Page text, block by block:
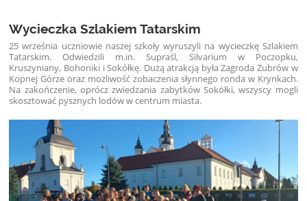
Wycieczka Szlakiem Tatarskim
25 września uczniowie naszej szkoły wyruszyli na wycieczkę Szlakiem
Tatarskim. Odwiedzili m.in. Supraśl, Silvarium w Poczopku,
Kruszyniany, Bohoniki i Sokółkę. Dużą atrakcją była Zagroda Żubrów w
Kopnej Górze oraz możliwość zobaczenia słynnego ronda w Krynkach.
Na zakończenie, oprócz zwiedzania zabytków Sokółki, wszyscy mogli
skosztować pysznych lodów w centrum miasta.